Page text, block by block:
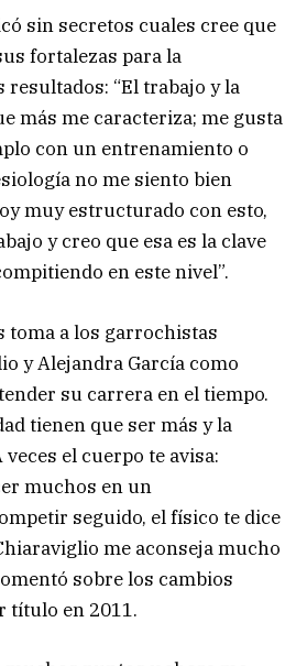
sin secretos cuales cree que
fortalezas para la
“El trabajo y la
más me caracteriza; me gusta
con un entrenamiento o
no me siento bien
muy estructurado con esto,
y creo que esa es la clave
en este nivel”.
toma a los garrochistas
y Alejandra García como
su carrera en el tiempo.
tienen que ser más y la
el cuerpo te avisa:
muchos en un
seguido, el físico te dice
me aconseja mucho
sobre los cambios
título en 2011.